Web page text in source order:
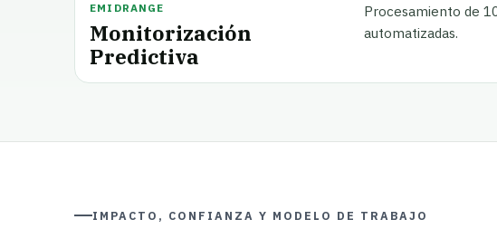
EMIDRANGE
Monitorización
Predictiva
Procesamiento de
automatizadas.
IMPACTO, CONFIANZA Y MODELO DE TRABAJO